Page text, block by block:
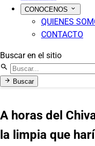
CONOCENOS
QUIENES
CONTACTO
Buscar en el sitio
Buscar
A horas del
la limpia que